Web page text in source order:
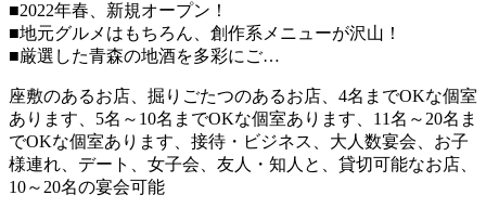
■2022年春、新規オープン！
■地元グルメはもちろん、創作系メニューが沢山！
■厳選した青森の地酒を多彩にご…
座敷のあるお店、掘りごたつのあるお店、4名までOKな個室
あります、5名～10名までOKな個室あります、11名～20名ま
でOKな個室あります、接待・ビジネス、大人数宴会、お子
様連れ、デート、女子会、友人・知人と、貸切可能なお店、
10～20名の宴会可能